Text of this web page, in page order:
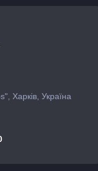
Харків, Україна